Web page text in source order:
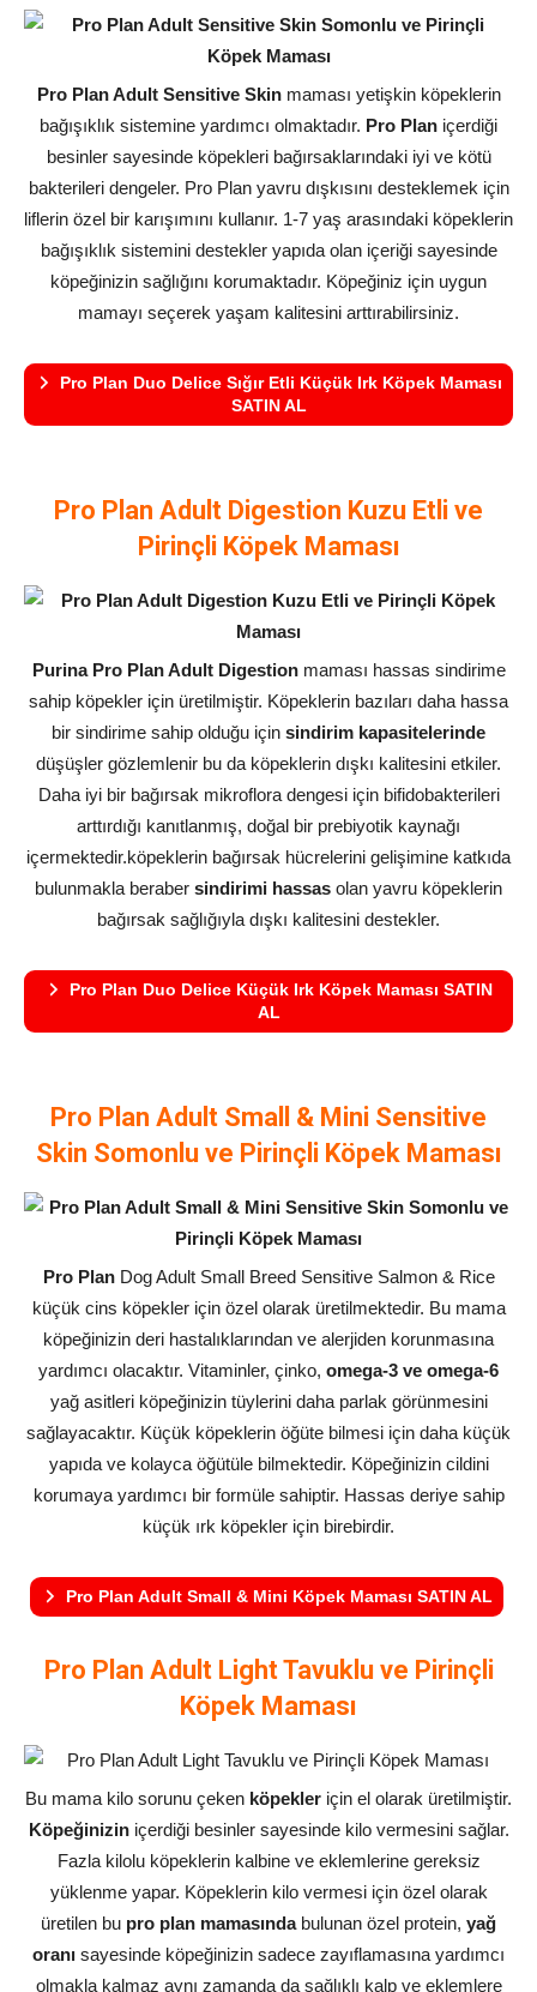
Pro Plan Adult Sensitive Skinmaması yetişkin köpeklerin
bağışıklık sistemine yardımcı olmaktadır. Pro Plan içerdiği
besinler sayesinde köpekleri bağırsaklarındaki iyi ve kötü
bakterileri dengeler. Pro Plan yavru dışkısını desteklemek için
liflerin özel bir karışımını kullanır. 1-7 yaş arasındaki köpeklerin
bağışıklık sistemini destekler yapıda olan içeriği sayesinde
köpeğinizin sağlığını korumaktadır. Köpeğiniz için uygun
mamayı seçerek yaşam kalitesini arttırabilirsiniz.
Pro Plan Duo Delice Sığır Etli Küçük Irk Köpek Maması
SATIN AL
Pro Plan Adult Digestion Kuzu Etli ve
Pirinçli Köpek Maması
Purina Pro Plan Adult Digestionmaması hassas sindirime
sahip köpekler için üretilmiştir. Köpeklerin bazıları daha hassa
bir sindirime sahip olduğu için sindirim kapasitelerinde
düşüşler gözlemlenir bu da köpeklerin dışkı kalitesini etkiler.
Daha iyi bir bağırsak mikroflora dengesi için bifidobakterileri
arttırdığı kanıtlanmış, doğal bir prebiyotik kaynağı
içermektedir.köpeklerin bağırsak hücrelerini gelişimine katkıda
bulunmakla beraber sindirimi hassas olan yavru köpeklerin
bağırsak sağlığıyla dışkı kalitesini destekler.
Pro Plan Duo Delice Küçük Irk Köpek Maması SATIN
AL
Pro Plan Adult Small & Mini Sensitive
Skin Somonlu ve Pirinçli Köpek Maması
Pro PlanDog Adult Small Breed Sensitive Salmon & Rice
küçük cins köpekler için özel olarak üretilmektedir. Bu mama
köpeğinizin deri hastalıklarından ve alerjiden korunmasına
yardımcı olacaktır. Vitaminler, çinko, omega-3 ve omega-6
yağ asitleri köpeğinizin tüylerini daha parlak görünmesini
sağlayacaktır. Küçük köpeklerin öğüte bilmesi için daha küçük
yapıda ve kolayca öğütüle bilmektedir. Köpeğinizin cildini
korumaya yardımcı bir formüle sahiptir. Hassas deriye sahip
küçük ırk köpekler için birebirdir.
Pro Plan Adult Small & Mini Köpek Maması SATIN AL
Pro Plan Adult Light Tavuklu ve Pirinçli
Köpek Maması
Bu mama kilo sorunu çeken köpekler için el olarak üretilmiştir.
Köpeğiniziniçerdiği besinler sayesinde kilo vermesini sağlar.
Fazla kilolu köpeklerin kalbine ve eklemlerine gereksiz
yüklenme yapar. Köpeklerin kilo vermesi için özel olarak
üretilen bu pro plan mamasındabulunan özel protein, yağ
oranı sayesinde köpeğinizin sadece zayıflamasına yardımcı
olmakla kalmaz aynı zamanda da sağlıklı kalp ve eklemlere